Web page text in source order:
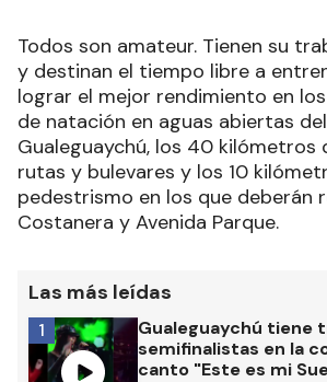
Todos son amateur. Tienen su
y destinan el tiempo libre a
lograr el mejor rendimiento en
de natación en aguas abiertas
Gualeguaychú, los 40 kilómetros
rutas y bulevares y los 10
pedestrismo en los que deberán
Costanera y Avenida Parque.
Las más leídas
Gualeguaychú tiene
semifinalistas en la
canto "Este es mi
1